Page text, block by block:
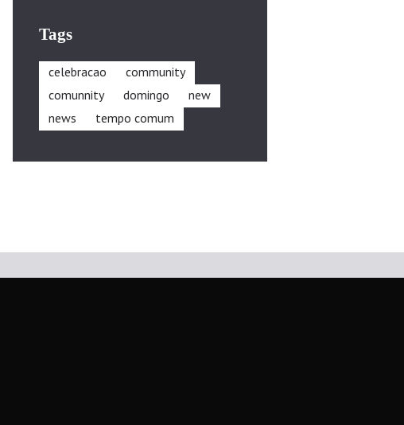
Tags
celebracao
community
comunnity
domingo
new
news
tempo comum